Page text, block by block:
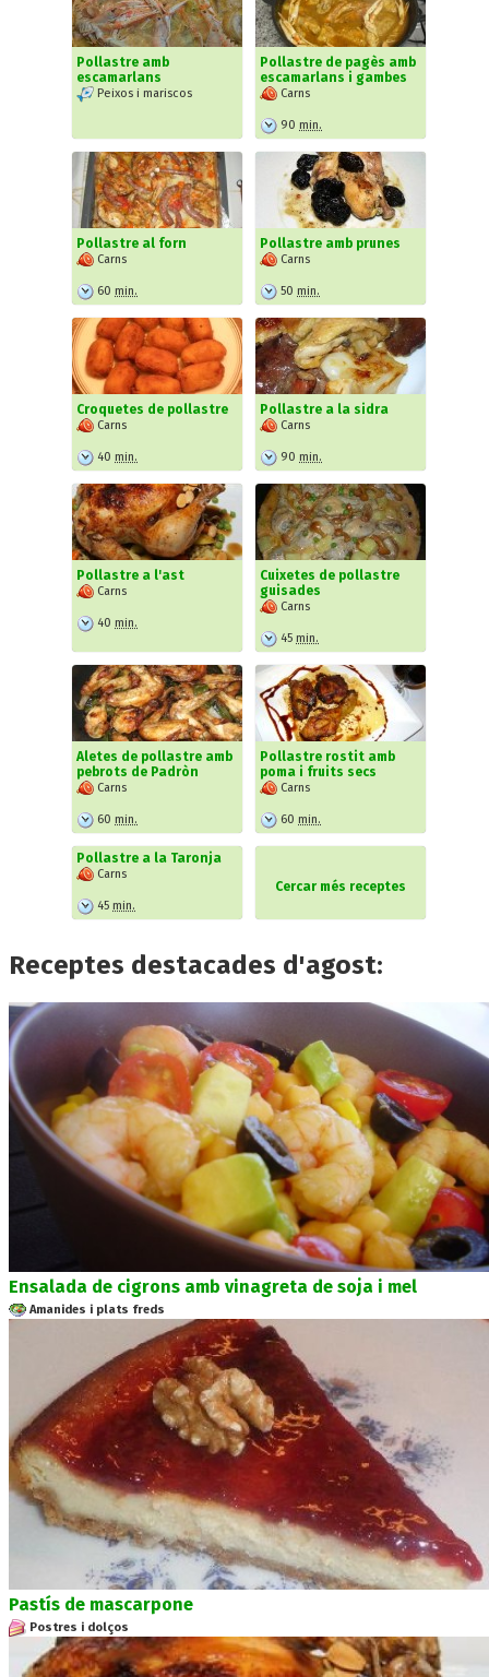
Pollastre amb
escamarlans
Peixos i mariscos
Pollastre de pagès amb
escamarlans i gambes
Carns
90 min.
Pollastre al forn
Carns
60 min.
Pollastre amb prunes
Carns
50 min.
Croquetes de pollastre
Carns
40 min.
Pollastre a la sidra
Carns
90 min.
Pollastre a l'ast
Carns
40 min.
Cuixetes de pollastre
guisades
Carns
45 min.
Aletes de pollastre amb
pebrots de Padròn
Carns
60 min.
Pollastre rostit amb
poma i fruits secs
Carns
60 min.
Pollastre a la Taronja
Carns
45 min.
Cercar més receptes
Receptes destacades d'agost:
Ensalada de cigrons amb vinagreta de soja i mel
Amanides i plats freds
Pastís de mascarpone
Postres i dolços